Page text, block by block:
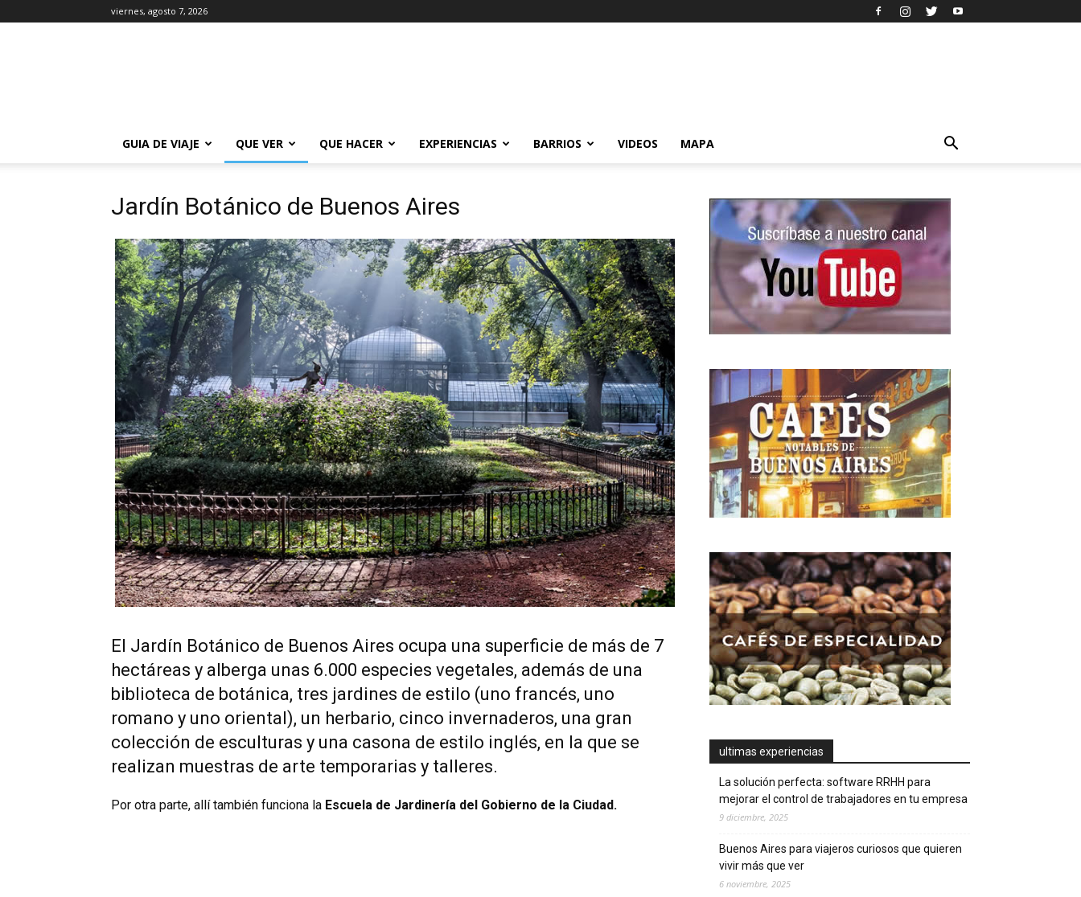
viernes, agosto 7, 2026
GUIA DE VIAJE
QUE VER QUE HACER EXPERIENCIAS BARRIOS VIDEOS MAPA
Jardín Botánico de Buenos Aires
El Jardín Botánico de Buenos Aires ocupa una superficie de más de 7
hectáreas y alberga unas 6.000 especies vegetales, además de una
biblioteca de botánica, tres jardines de estilo (uno francés, uno
romano y uno oriental), un herbario, cinco invernaderos, una gran
colección de esculturas y una casona de estilo inglés, en la que se
realizan muestras de arte temporarias y talleres.
Por otra parte, allí también funciona la Escuela de Jardinería del Gobierno de la Ciudad.
ultimas experiencias
La solución perfecta: software RRHH para
mejorar el control de trabajadores en tu empresa
9 diciembre, 2025
Buenos Aires para viajeros curiosos que quieren
vivir más que ver
6 noviembre, 2025